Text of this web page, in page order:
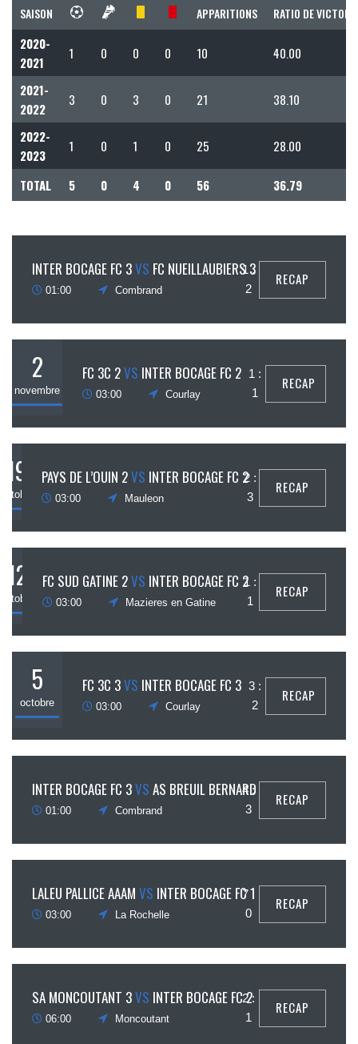
SAISON APPARITIONS RATIO DE VICTOIRE
2020-
2021
1 0 0 0 10 40.00
2021-
2022
3 0 3 0 21 38.10
2022-
2023
1 0 1 0 25 28.00
TOTAL 5 0 4 0 56 36.79
INTER BOCAGE FC 3VS FC NUEILLAUBIERS 3
01:00 Combrand
1 :
2
RECAP
2
novembre
FC 3C 2VS INTER BOCAGE FC 2
03:00 Courlay
1 :
1
RECAP
19
octobre
PAYS DE L’OUIN 2VS INTER BOCAGE FC 2
03:00 Mauleon
2 :
3
RECAP
12
octobre
FC SUD GATINE 2VS INTER BOCAGE FC 2
03:00 Mazieres en Gatine
1 :
1
RECAP
5
octobre
FC 3C 3VS INTER BOCAGE FC 3
03:00 Courlay
3 :
2
RECAP
INTER BOCAGE FC 3VS AS BREUIL BERNARD
01:00 Combrand
4 :
3
RECAP
LALEU PALLICE AAAM VS INTER BOCAGE FC 1
03:00 La Rochelle
7 :
0
RECAP
SA MONCOUTANT 3VS INTER BOCAGE FC 2
06:00 Moncoutant
2 :
1
RECAP